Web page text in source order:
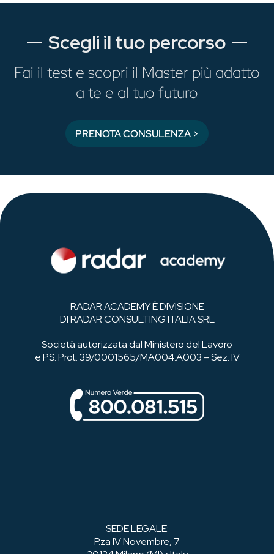
Scegli il tuo percorso
Fai il test e scopri il Master più adatto
a te e al tuo futuro
PRENOTA CONSULENZA >
RADAR ACADEMY È DIVISIONE
DI RADAR CONSULTING ITALIA SRL
Società autorizzata dal Ministero del Lavoro
e PS. Prot. 39/0001565/MA004.A003 – Sez. IV
SEDE LEGALE:
P.za IV Novembre, 7